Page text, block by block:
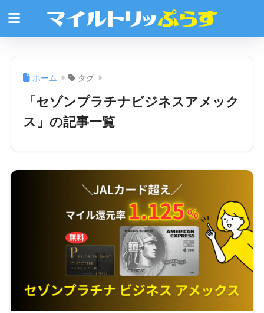
ホーム タグ
「セゾンプラチナビジネスアメック
ス」の記事一覧